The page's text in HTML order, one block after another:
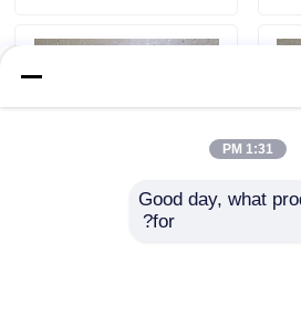
1:31 PM
Good day, what
for?